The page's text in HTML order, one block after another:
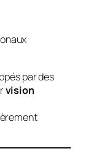
par des
vision